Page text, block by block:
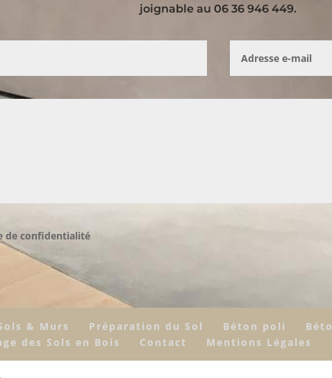
joignable au 06 36 946 449.
de confidentialité
& Murs Préparation du Sol Béton poli
des Sols en Bois Contact Mentions Légales